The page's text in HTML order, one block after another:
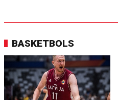
BASKETBOLS